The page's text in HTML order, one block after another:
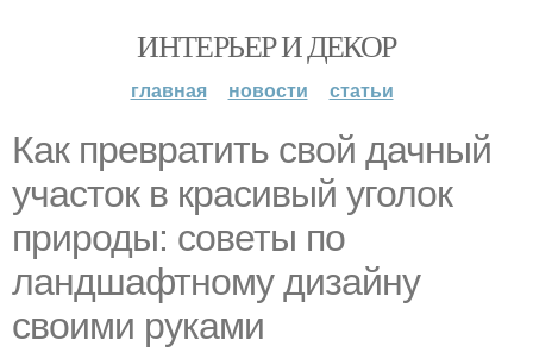
ИНТЕРЬЕР И ДЕКОР
главная новости статьи
Как превратить свой дачный
участок в красивый уголок
природы: советы по
ландшафтному дизайну
своими руками